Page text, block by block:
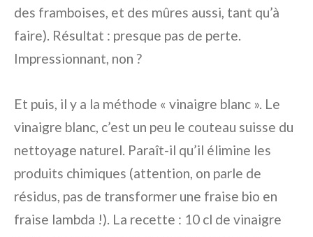
des framboises, et des mûres aussi, tant qu’à
faire). Résultat : presque pas de perte.
Impressionnant, non ?
Et puis, il y a la méthode « vinaigre blanc ». Le
vinaigre blanc, c’est un peu le couteau suisse du
nettoyage naturel. Paraît-il qu’il élimine les
produits chimiques (attention, on parle de
résidus, pas de transformer une fraise bio en
fraise lambda !). La recette : 10 cl de vinaigre